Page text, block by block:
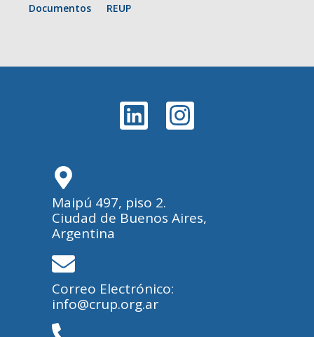
Documentos REUP
Maipú 497, piso 2.
Ciudad de Buenos Aires,
Argentina
Correo Electrónico:
info@crup.org.ar